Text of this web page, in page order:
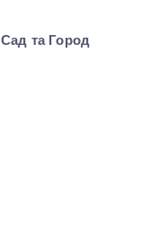
Сад та Город